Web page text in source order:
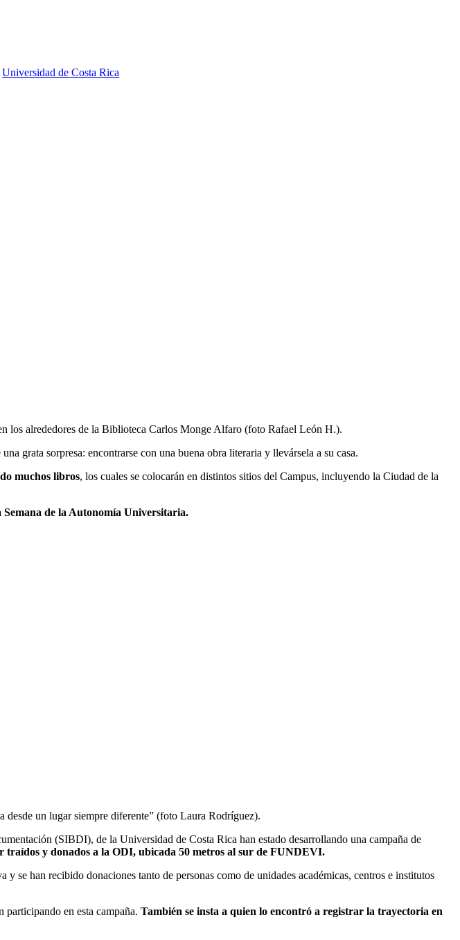
Universidad de Costa Rica
los alrededores de la Biblioteca Carlos Monge Alfaro (foto Rafael León H.).
grata sorpresa: encontrarse con una buena obra literaria y llevársela a su casa.
muchos libros, los cuales se colocarán en distintos sitios del Campus, incluyendo la Ciudad de la
Semana de la Autonomía Universitaria.
desde un lugar siempre diferente” (foto Laura Rodríguez).
(SIBDI), de la Universidad de Costa Rica han estado desarrollando una campaña de
traídos y donados a la ODI, ubicada 50 metros al sur de FUNDEVI.
se han recibido donaciones tanto de personas como de unidades académicas, centros e institutos
en esta campaña. También se insta a quien lo encontró a registrar la trayectoria en